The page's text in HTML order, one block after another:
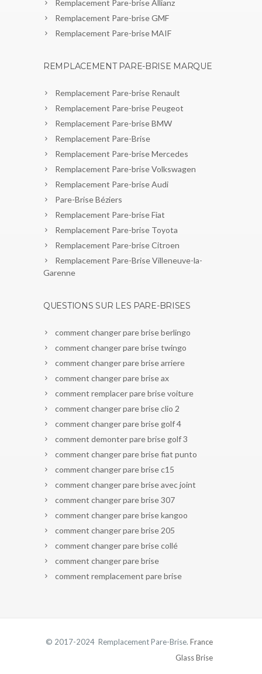
Remplacement Pare-brise Allianz
Remplacement Pare-brise GMF
Remplacement Pare-brise MAIF
REMPLACEMENT PARE-BRISE MARQUE
Remplacement Pare-brise Renault
Remplacement Pare-brise Peugeot
Remplacement Pare-brise BMW
Remplacement Pare-Brise
Remplacement Pare-brise Mercedes
Remplacement Pare-brise Volkswagen
Remplacement Pare-brise Audi
Pare-Brise Béziers
Remplacement Pare-brise Fiat
Remplacement Pare-brise Toyota
Remplacement Pare-brise Citroen
Remplacement Pare-Brise Villeneuve-la-
Garenne
QUESTIONS SUR LES PARE-BRISES
comment changer pare brise berlingo
comment changer pare brise twingo
comment changer pare brise arriere
comment changer pare brise ax
comment remplacer pare brise voiture
comment changer pare brise clio 2
comment changer pare brise golf 4
comment demonter pare brise golf 3
comment changer pare brise fiat punto
comment changer pare brise c15
comment changer pare brise avec joint
comment changer pare brise 307
comment changer pare brise kangoo
comment changer pare brise 205
comment changer pare brise collé
comment changer pare brise
comment remplacement pare brise
© 2017-2024 Remplacement Pare-Brise. France
Glass Brise